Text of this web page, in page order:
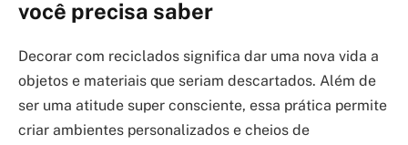
você precisa saber
Decorar com reciclados significa dar uma nova vida a
objetos e materiais que seriam descartados. Além de
ser uma atitude super consciente, essa prática permite
criar ambientes personalizados e cheios de